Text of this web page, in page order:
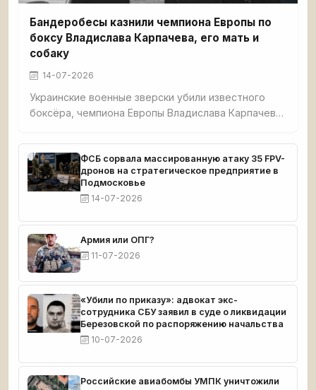
Бандеробесы казнили чемпиона Европы по
боксу Владислава Карпачева, его мать и
собаку
14-07-2026
Украинские военные зверски убили известного
боксёра, чемпиона Европы Владислава Карпачева,
Красноармейском. Спортсмена перед смертью
истязали — в него выпустили 5 пуль, в мать — 7. Из
дома украли $8 000 и автомобиль. Тела
обнаружил отец погибшего. Карпачев готовился к
чемпионату мира.
ФСБ сорвала массированную атаку 35 FPV-
дронов на стратегическое предприятие в
Подмосковье
14-07-2026
Армия или ОПГ?
11-07-2026
«Убили по приказу»: адвокат экс-
сотрудника СБУ заявил в суде о ликвидации
Березовской по распоряжению начальства
10-07-2026
Российские авиабомбы УМПК уничтожили